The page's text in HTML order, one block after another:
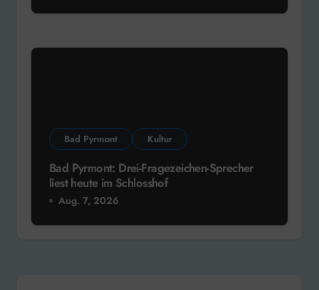
Bad Pyrmont Kultur
Bad Pyrmont: Drei-Fragezeichen-Sprecher
liest heute im Schlosshof
Aug. 7, 2026